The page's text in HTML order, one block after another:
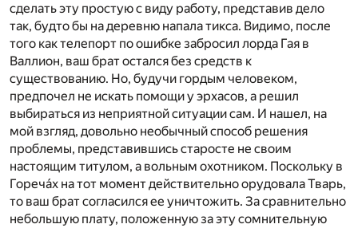
сделать эту простую с виду работу, представив дело
так, будто бы на деревню напала тикса. Видимо, после
того как телепорт по ошибке забросил лорда Гая в
Валлион, ваш брат остался без средств к
существованию. Но, будучи гордым человеком,
предпочел не искать помощи у эрхасов, а решил
выбираться из неприятной ситуации сам. И нашел, на
мой взгляд, довольно необычный способ решения
проблемы, представившись старосте не своим
настоящим титулом, а вольным охотником. Поскольку в
Гореча́х на тот момент действительно орудовала Тварь,
то ваш брат согласился ее уничтожить. За сравнительно
небольшую плату, положенную за эту сомнительную